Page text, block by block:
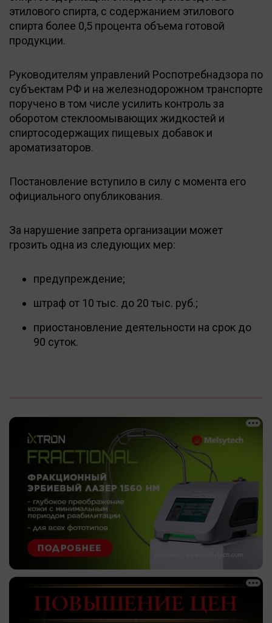
этилового спирта, с содержанием этилового
спирта более 0,5 процента объема готовой
продукции.
Руководителям управлений Роспотребнадзора по
субъектам РФ и на железнодорожном транспорте
поручено в том числе усилить контроль за
оборотом стеклоомывающих жидкостей и
спиртосодержащих пищевых добавок и
ароматизаторов.
Постановление вступило в силу с момента его
официального опубликования.
За нарушение запрета организации может
грозить одна из следующих мер:
предупреждение;
штраф от 10 тыс. до 20 тыс. руб.;
приостановление деятельности на срок до
90 суток.